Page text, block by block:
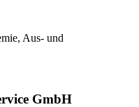
Aus- und
GmbH